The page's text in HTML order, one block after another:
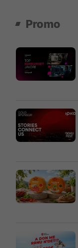
Promo